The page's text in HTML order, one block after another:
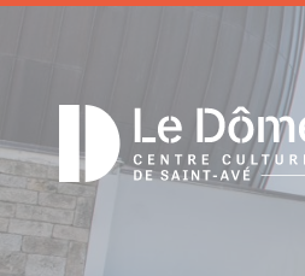
Cookies management panel